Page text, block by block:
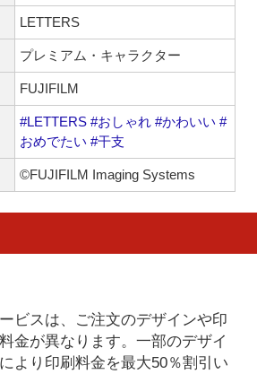
LETTERS
プレミアム・キャラクター
FUJIFILM
#LETTERS #おしゃれ #かわいい #
おめでたい #干支
©FUJIFILM Imaging Systems
ビスは、ご注文のデザインや印
金が異なります。一部のデザイ
より印刷料金を最大50％割引い